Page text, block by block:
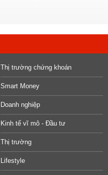
Thị trường chứng khoán
Smart Money
Doanh nghiệp
Kinh tế vĩ mô - Đầu tư
Thị trường
Lifestyle